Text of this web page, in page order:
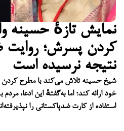
نمایش تازهٔ حسینه
کردن پسرش؛ روایت
نتیجه نرسیده است
شیخ حسینه تلاش می‌کند با مطرح کردن
خود ارائه کند؛ اما به‌گفتهٔ این ادعا،
استفاده از کارت ضدپاکستانی را